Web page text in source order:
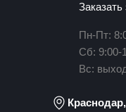
Заказать
Пн-Пт:
Сб: 9:00-
Вс: